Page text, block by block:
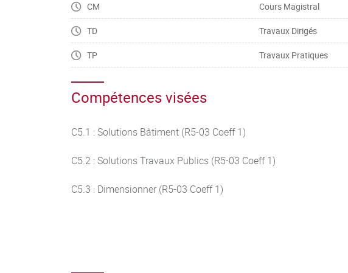
CM Cours Magistral
TD Travaux Dirigés
TP Travaux Pratiques
Compétences visées
C5.1 : Solutions Bâtiment (R5-03 Coeff 1)
C5.2 : Solutions Travaux Publics (R5-03 Coeff 1)
C5.3 : Dimensionner (R5-03 Coeff 1)